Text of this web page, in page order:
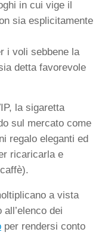
in cui vige il
sia esplicitamente
i voli sebbene la
detta favorevole
la sigaretta
sul mercato come
regalo eleganti ed
ricaricarla e
a vista
dei
per rendersi conto